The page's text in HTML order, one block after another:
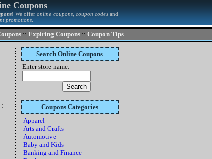
Coupons
! We offer online coupons coupon codes and
promotions.
:: Expiring Coupons :: Coupon Tips
:
Search Online Coupons
Enter store name:
Coupons Categories
Apparel
Arts and Crafts
Automotive
Baby and Kids
Banking and Finance